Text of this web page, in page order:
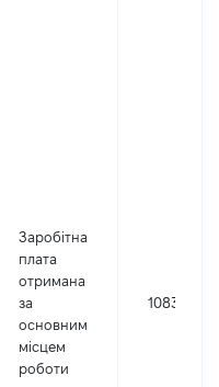
Заробітна
плата
отримана
за
основним
місцем
роботи
108312